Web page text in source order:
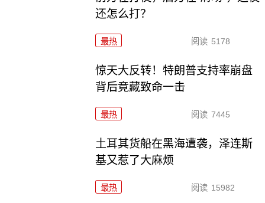
还怎么打？
最热 阅读 5178
惊天大反转！特朗普支持率崩盘
背后竟藏致命一击
最热 阅读 7445
土耳其货船在黑海遭袭，泽连斯
基又惹了大麻烦
最热 阅读 15982